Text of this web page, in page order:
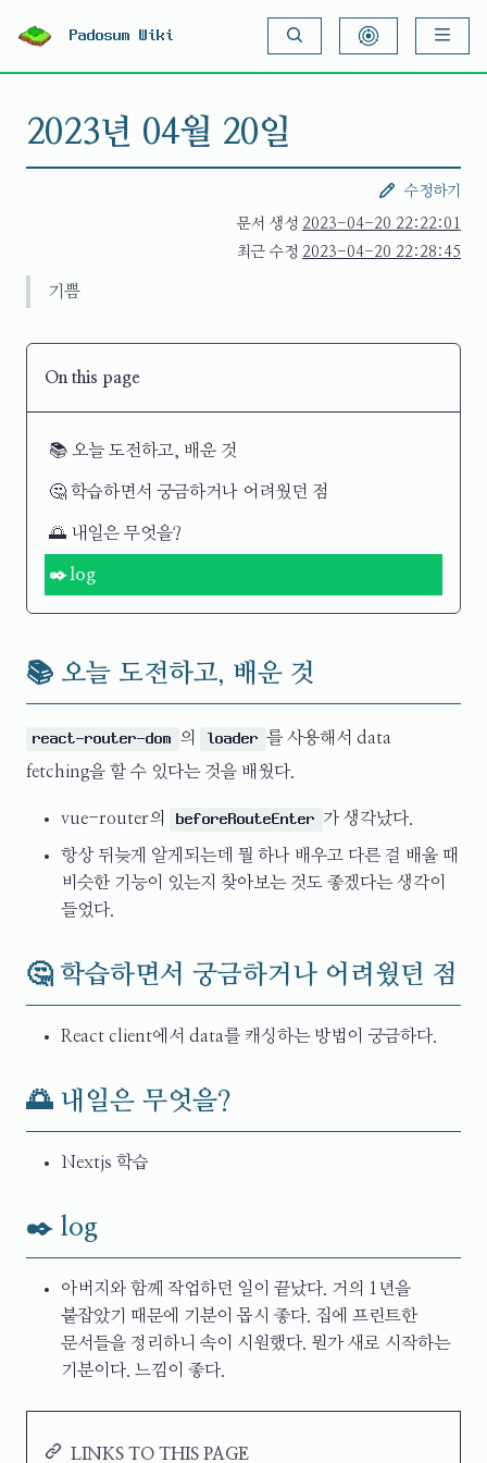
Padosum Wiki
2023년 04월 20일
수정하기
문서 생성 2023-04-20 22:22:01
최근 수정 2023-04-20 22:28:45
기쁨
On this page
📚 오늘 도전하고, 배운 것
🤔 학습하면서 궁금하거나 어려웠던 점
🌅 내일은 무엇을?
✒️ log
📚 오늘 도전하고, 배운 것
react-router-dom 의 loader 를 사용해서 data
fetching을 할 수 있다는 것을 배웠다.
vue-router의 beforeRouteEnter 가 생각났다.
항상 뒤늦게 알게되는데 뭘 하나 배우고 다른 걸 배울 때
비슷한 기능이 있는지 찾아보는 것도 좋겠다는 생각이
들었다.
🤔 학습하면서 궁금하거나 어려웠던 점
React client에서 data를 캐싱하는 방법이 궁금하다.
🌅 내일은 무엇을?
Nextjs 학습
✒️ log
아버지와 함께 작업하던 일이 끝났다. 거의 1년을
붙잡았기 때문에 기분이 몹시 좋다. 집에 프린트한
문서들을 정리하니 속이 시원했다. 뭔가 새로 시작하는
기분이다. 느낌이 좋다.
LINKS TO THIS PAGE